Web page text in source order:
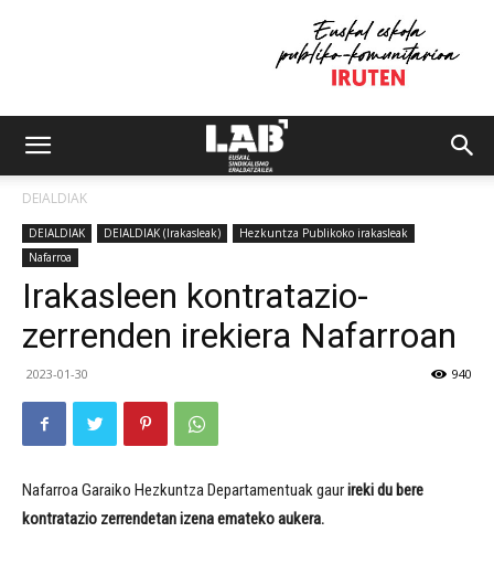
DEIALDIAK
DEIALDIAK DEIALDIAK (Irakasleak)
Hezkuntza Publikoko irakasleak
Nafarroa
Irakasleen kontratazio-
zerrenden irekiera Nafarroan
2023-01-30 940
Nafarroa Garaiko Hezkuntza Departamentuak gaurireki du bere
kontratazio zerrendetan izena emateko aukera.